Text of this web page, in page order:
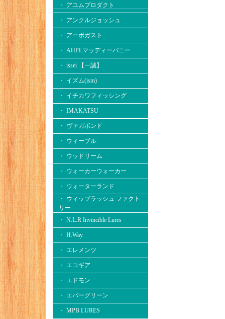
・ アユムプロダクト
・ アンクルジョッシュ
・ アーボガスト
・ AHPLマッディーバニー
・ issei 【一誠】
・ イズム(ism)
・ イチカワフィッシング
・ IMAKATSU
・ ヴァガボンド
・ ウィーブル
・ ウッドリーム
・ ウォーカーウォーカー
・ ウォーターランド
・ ウィップラッシュ ファクト
リー
・ N.L.R Invincible Lures
・ H.Way
・ エレメンツ
・ エコギア
・ エドモン
・ エバーグリーン
・ MPB LURES